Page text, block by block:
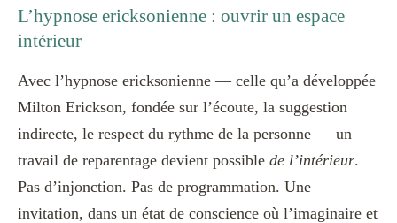
L’hypnose ericksonienne : ouvrir un espace
intérieur
Avec l’hypnose ericksonienne — celle qu’a développée
Milton Erickson, fondée sur l’écoute, la suggestion
indirecte, le respect du rythme de la personne — un
travail de reparentage devient possible de l’intérieur.
Pas d’injonction. Pas de programmation. Une
invitation, dans un état de conscience où l’imaginaire et